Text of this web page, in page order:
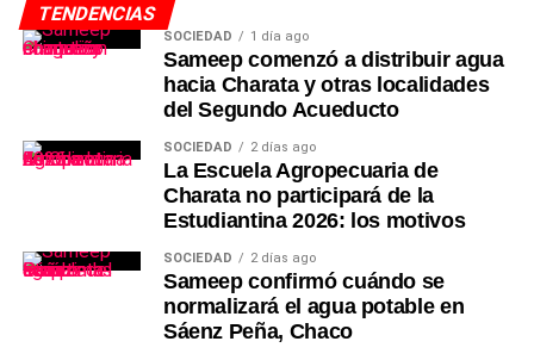
TENDENCIAS
SOCIEDAD 1 día ago
Sameep comenzó a distribuir agua
hacia Charata y otras localidades
del Segundo Acueducto
SOCIEDAD 2 días ago
La Escuela Agropecuaria de
Charata no participará de la
Estudiantina 2026: los motivos
SOCIEDAD 2 días ago
Sameep confirmó cuándo se
normalizará el agua potable en
Sáenz Peña, Chaco